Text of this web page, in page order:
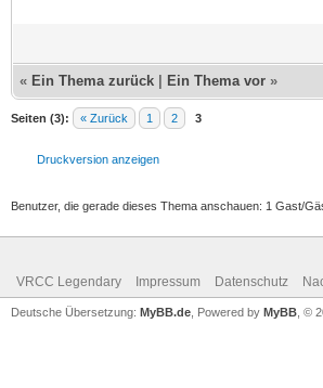
« Ein Thema zurück Ein Thema vor »
Seiten (3): « Zurück 1 2 3
Druckversion anzeigen
Benutzer, die gerade dieses Thema anschauen: 1 Gast/
VRCC Legendary Impressum Datenschutz
Deutsche Übersetzung: MyBB.de , Powered by MyBB , ©